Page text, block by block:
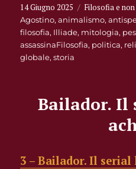
Pubblicato
il
14 Giugno 2025 Categorie
Filosofia e
Agostino,animalismo,
filosofia, Illiade, mitologia,
assassinaFilosofia, politica,
globale,storia
Bailador. Il
3 – Bailador. Il